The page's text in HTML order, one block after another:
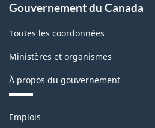
HTML
Gouvernement du Canada
Toutes les coordonnées
Ministères et organismes
À propos du gouvernement
Thèmes
Emplois